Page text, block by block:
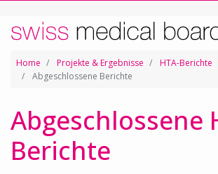
Home Projekte & Ergebnisse
HTA-Berichte
Abgeschlossene Berichte
Abgeschlossene
Berichte